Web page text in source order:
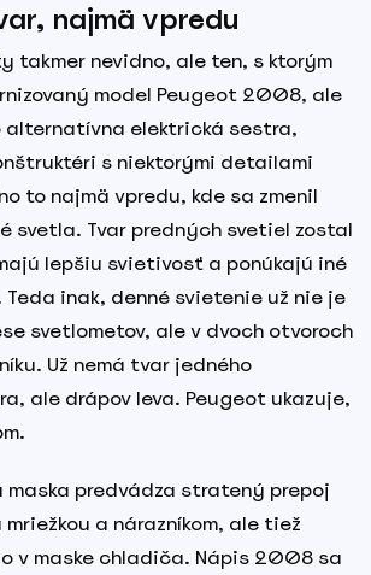
najmä vpredu
takmer nevidno, ale ten, s ktorým
model Peugeot 2008, ale
elektrická sestra,
s niektorými detailami
to najmä vpredu, kde sa zmenil
svetla. Tvar predných svetiel zostal
lepšiu svietivosť a ponúkajú iné
inak, denné svietenie už nie je
svetlometov, ale v dvoch otvoroch
Už nemá tvar jedného
ale drápov leva. Peugeot ukazuje,
maska predvádza stratený prepoj
a nárazníkom, ale tiež
v maske chladiča. Nápis 2008 sa